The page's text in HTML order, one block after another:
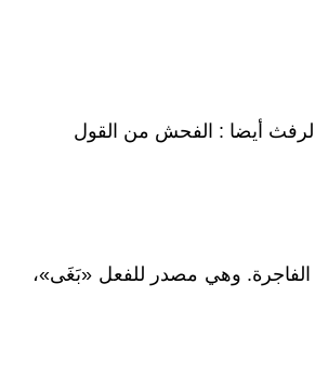
أيضا : الفحش من القول
الفاجرة. وهي مصدر للفعل «بَغَى»،